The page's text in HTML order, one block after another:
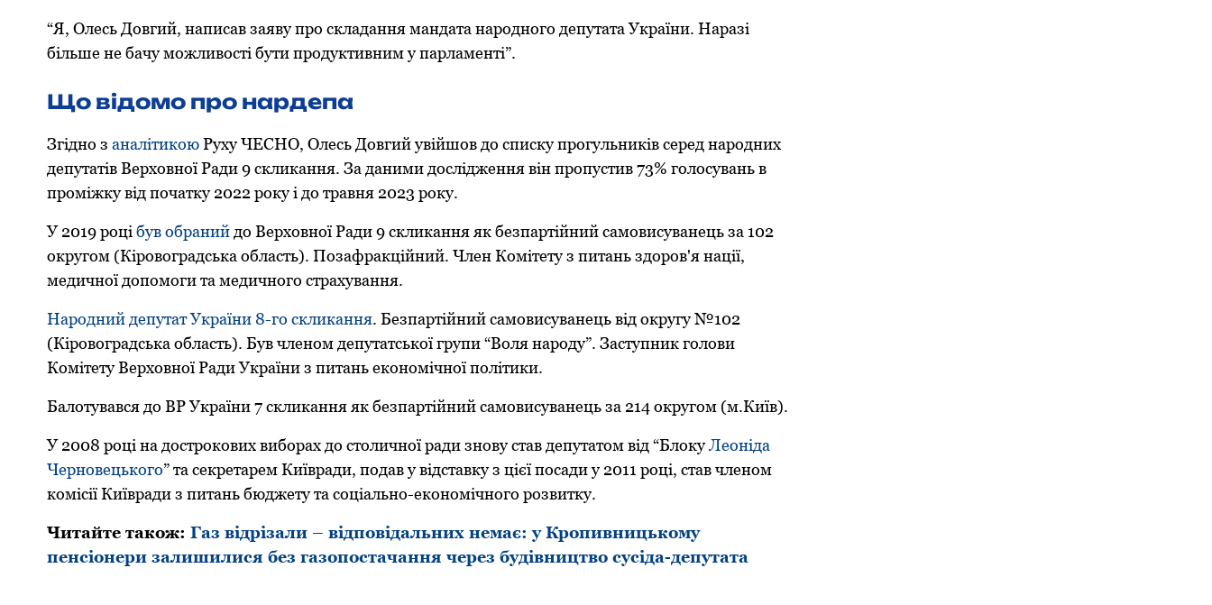
“Я, Олесь Довгий, написав заяву про складання мандата народного депутата України. Наразі
більше не бачу можливості бути продуктивним у парламенті”.
Що відомо про нардепа
Згідно з аналітикоюРуху ЧЕСНО, Олесь Довгий увійшов до списку прогульників серед народних
депутатів Верховної Ради 9 скликання. За даними дослідження він пропустив 73% голосувань в
проміжку від початку 2022 року і до травня 2023 року.
У 2019 році був обраний до Верховної Ради 9 скликання як безпартійний самовисуванець за 102
округом (Кіровоградська область). Позафракційний. Член Комітету з питань здоров'я нації,
медичної допомоги та медичного страхування.
Народний депутат України 8-го скликання. Безпартійний самовисуванець від округу №102
(Кіровоградська область). Був членом депутатської групи “Воля народу”. Заступник голови
Комітету Верховної Ради України з питань економічної політики.
Балотувався до ВР України 7 скликання як безпартійний самовисуванець за 214 округом (м.Київ).
У 2008 році на дострокових виборах до столичної ради знову став депутатом від “БлокуЛеоніда
Черновецького” та секретарем Київради, подав у відставку з цієї посади у 2011 році, став членом
комісії Київради з питань бюджету та соціально-економічного розвитку.
Читайте також: Газ відрізали – відповідальних немає: у Кропивницькому
пенсіонери залишилися без газопостачання через будівництво сусіда-депутата